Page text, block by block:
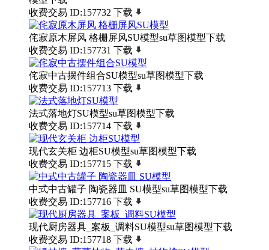
收费交易 ID:157732 下载
侘寂原木屏风 格栅屏风SU模型su草图模型下载
收费交易 ID:157731 下载
侘寂中古摆件组合SU模型su草图模型下载
收费交易 ID:157713 下载
法式落地灯SU模型su草图模型下载
收费交易 ID:157714 下载
现代玄关柜 边柜SU模型su草图模型下载
收费交易 ID:157715 下载
中式中古罐子 陶瓷器皿 SU模型su草图模型下载
收费交易 ID:157716 下载
现代厨房器具_案板_调料SU模型su草图模型下载
收费交易 ID:157718 下载